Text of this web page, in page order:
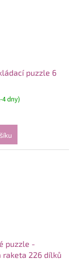
puzzle 6
dny)
puzzle -
raketa 226 dílků